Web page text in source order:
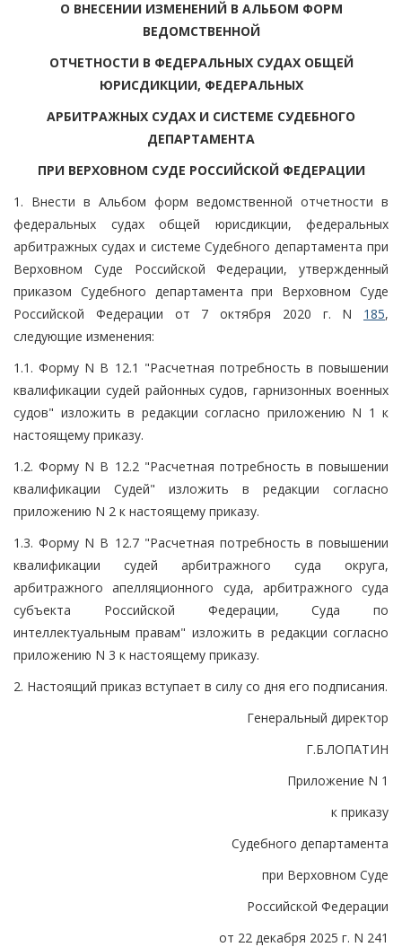
О ВНЕСЕНИИ ИЗМЕНЕНИЙ В АЛЬБОМ ФОРМ
ВЕДОМСТВЕННОЙ
ОТЧЕТНОСТИ В ФЕДЕРАЛЬНЫХ СУДАХ ОБЩЕЙ
ЮРИСДИКЦИИ, ФЕДЕРАЛЬНЫХ
АРБИТРАЖНЫХ СУДАХ И СИСТЕМЕ СУДЕБНОГО
ДЕПАРТАМЕНТА
ПРИ ВЕРХОВНОМ СУДЕ РОССИЙСКОЙ ФЕДЕРАЦИИ
1. Внести в Альбом форм ведомственной отчетности в
федеральных судах общей юрисдикции, федеральных
арбитражных судах и системе Судебного департамента при
Верховном Суде Российской Федерации, утвержденный
приказом Судебного департамента при Верховном Суде
Российской Федерации от 7 октября 2020 г. N 185,
следующие изменения:
1.1. Форму N В 12.1 "Расчетная потребность в повышении
квалификации судей районных судов, гарнизонных военных
судов" изложить в редакции согласно приложению N 1 к
настоящему приказу.
1.2. Форму N В 12.2 "Расчетная потребность в повышении
квалификации Судей" изложить в редакции согласно
приложению N 2 к настоящему приказу.
1.3. Форму N В 12.7 "Расчетная потребность в повышении
квалификации судей арбитражного суда округа,
арбитражного апелляционного суда, арбитражного суда
субъекта Российской Федерации, Суда по
интеллектуальным правам" изложить в редакции согласно
приложению N 3 к настоящему приказу.
2. Настоящий приказ вступает в силу со дня его подписания.
Генеральный директор
Г.Б.ЛОПАТИН
Приложение N 1
к приказу
Судебного департамента
при Верховном Суде
Российской Федерации
от 22 декабря 2025 г. N 241